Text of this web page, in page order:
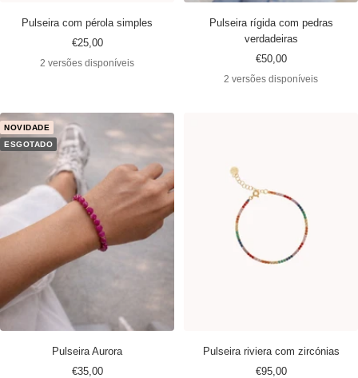
Pulseira com pérola simples
Preço
promocional
€25,00
2 versões disponíveis
Pulseira rígida com pedras
verdadeiras
Preço
promocional
€50,00
2 versões disponíveis
NOVIDADE
ESGOTADO
Pulseira Aurora
Preço
€35,00
Pulseira riviera com zircónias
Preço
€95,00